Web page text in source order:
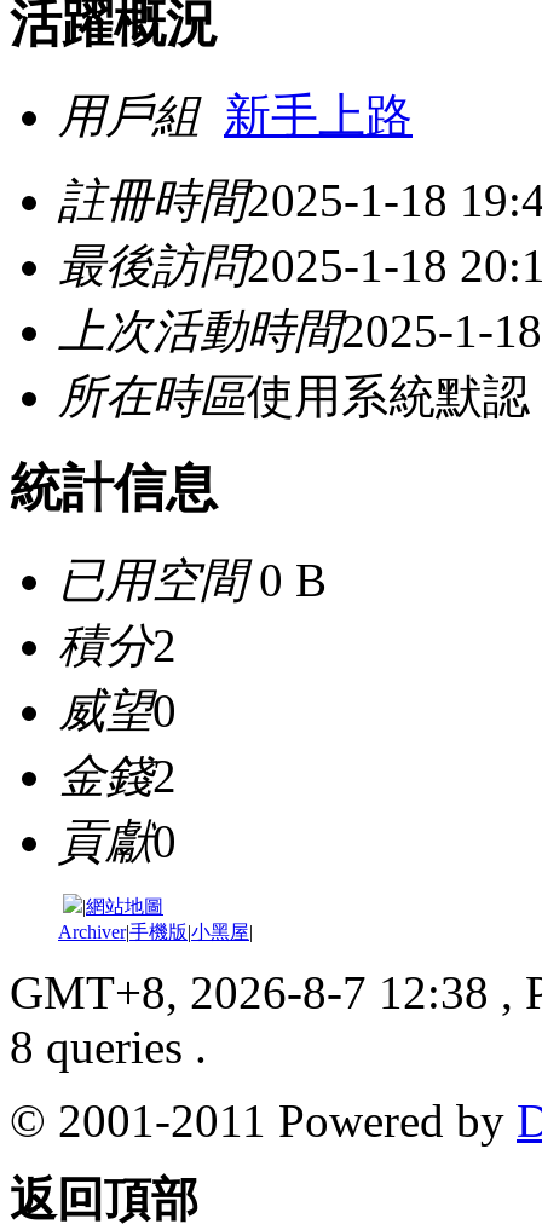
活躍概況
用戶組 新手上路
註冊時間2025-1-18
最後訪問2025-1-18
上次活動時間2025-1-
所在時區使用系統默認
統計信息
已用空間0 B
積分2
威望0
金錢2
貢獻0
|網站地圖
Archiver|手機版|小黑屋|
GMT+8, 2026-8-7 12:38 ,
8 queries .
© 2001-2011 Powered by
返回頂部